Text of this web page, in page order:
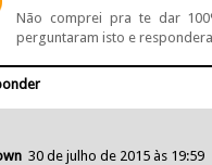
Não comprei pra te dar
perguntaram isto e
30 de julho de 2015 às 19:59